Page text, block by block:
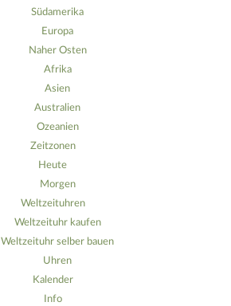
Südamerika
Europa
Naher Osten
Afrika
Asien
Australien
Ozeanien
Zeitzonen
Heute
Morgen
Weltzeituhren
Weltzeituhr kaufen
Weltzeituhr selber bauen
Uhren
Kalender
Info